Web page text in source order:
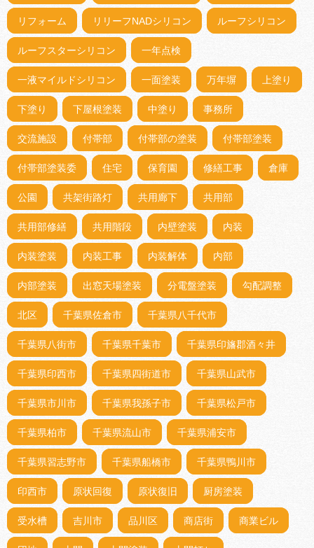
リフォーム リリーフNADシリコン ルーフシリコン
ルーフスターシリコン 一年点検
一液マイルドシリコン 一面塗装 万年塀 上塗り
下塗り 下屋根塗装 中塗り 事務所
交流施設 付帯部 付帯部の塗装 付帯部塗装
付帯部塗装委 住宅 保育園 修繕工事 倉庫
公園 共架街路灯 共用廊下 共用部
共用部修繕 共用階段 内壁塗装 内装
内装塗装 内装工事 内装解体 内部
内部塗装 出窓天場塗装 分電盤塗装 勾配調整
北区 千葉県佐倉市 千葉県八千代市
千葉県八街市 千葉県千葉市 千葉県印旛郡酒々井
千葉県印西市 千葉県四街道市 千葉県山武市
千葉県市川市 千葉県我孫子市 千葉県松戸市
千葉県柏市 千葉県流山市 千葉県浦安市
千葉県習志野市 千葉県船橋市 千葉県鴨川市
印西市 原状回復 原状復旧 厨房塗装
受水槽 吉川市 品川区 商店街 商業ビル